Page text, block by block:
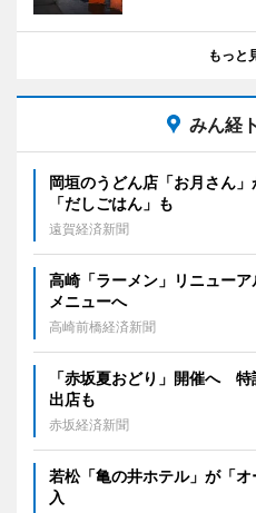
もっと
みん経
岡垣のうどん店「お月さん
「だしごはん」も
遠賀経済新聞
高崎「ラーメン」リニュー
メニューへ
高崎前橋経済新聞
「赤坂夏おどり」開催へ
出店も
赤坂経済新聞
若松「亀の井ホテル」が「
入